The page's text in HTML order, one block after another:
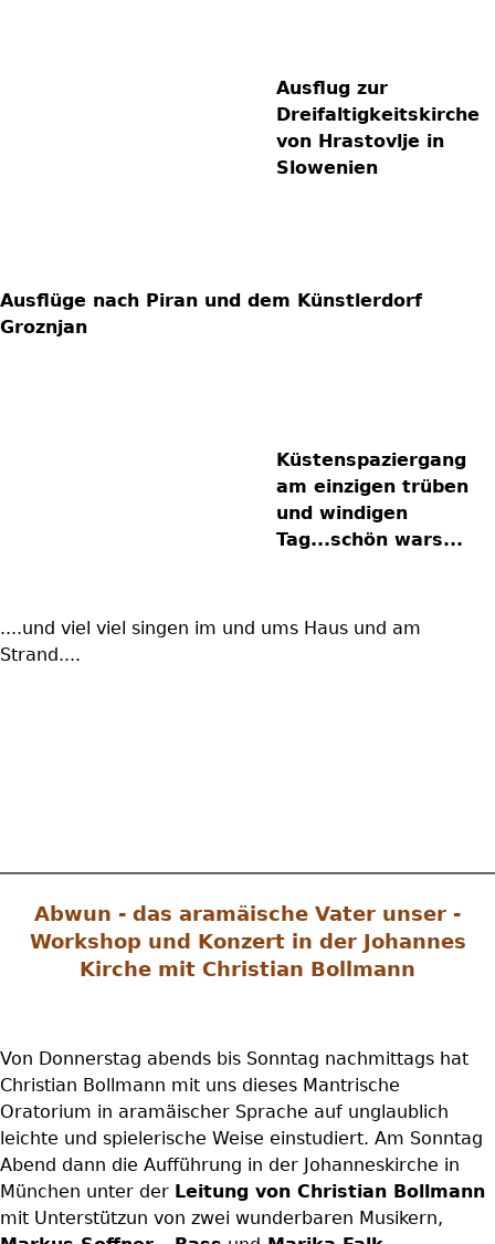
Ausflug zur
Dreifaltigkeitskirche
von Hrastovlje in
Slowenien
Ausflüge nach Piran und dem Künstlerdorf
Groznjan
Küstenspaziergang
am einzigen trüben
und windigen
Tag...schön wars...
....und viel viel singen im und ums Haus und am
Strand....
Abwun - das aramäische Vater unser -
Workshop und Konzert in der Johannes
Kirche mit Christian Bollmann
Von Donnerstag abends bis Sonntag nachmittags hat
Christian Bollmann mit uns dieses Mantrische
Oratorium in aramäischer Sprache auf unglaublich
leichte und spielerische Weise einstudiert. Am Sonntag
Abend dann die Aufführung in der Johanneskirche in
München unter der Leitung von Christian Bollmann
mit Unterstützun von zwei wunderbaren Musikern,